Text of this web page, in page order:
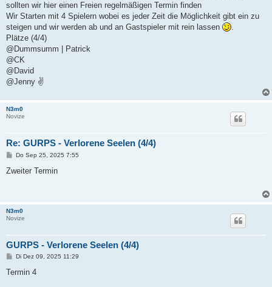
sollten wir hier einen Freien regelmäßigen Termin finden
Wir Starten mit 4 Spielern wobei es jeder Zeit die Möglichkeit gibt ein zu
steigen und wir werden ab und an Gastspieler mit rein lassen
.
Plätze (4/4)
@Dummsumm | Patrick
@CK
@David
@Jenny ✌
N3m0
Novize
Re: GURPS - Verlorene Seelen (4/4)
B
i
Do Sep 25, 2025 7:55
Zweiter Termin
N3m0
Novize
GURPS - Verlorene Seelen (4/4)
B
i
Di Dez 09, 2025 11:29
Termin 4